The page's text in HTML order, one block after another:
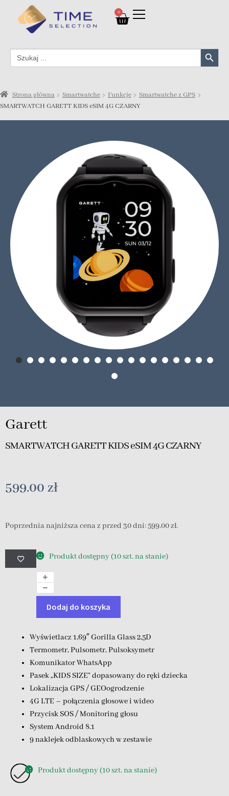
0
Search
for:
Search Button
Strona główna Smartwatche Funkcje
Smartwatche z GPS
SMARTWATCH GARETT KIDS eSIM 4G CZARNY
Garett
SMARTWATCH GARETT KIDS eSIM 4G CZARNY
599.00 zł
Poprzednia najniższa cena z przed 30 dni:599.00zł.
Produkt dostępny (10 szt. na stanie)
Dodaj do koszyka
Wyświetlacz 1,69″ Gorilla Glass 2,5D
Termometr, Pulsometr, Pulsoksymetr
Komunikator WhatsApp
Pasek „KIDS SIZE” dopasowany do ręki dziecka
Lokalizacja GPS / GEOogrodzenie
4G LTE – połączenia głosowe i wideo
Przycisk SOS / Monitoring głosu
System Android 8.1
9 naklejek odblaskowych w zestawie
Produkt dostępny (10 szt. na stanie)